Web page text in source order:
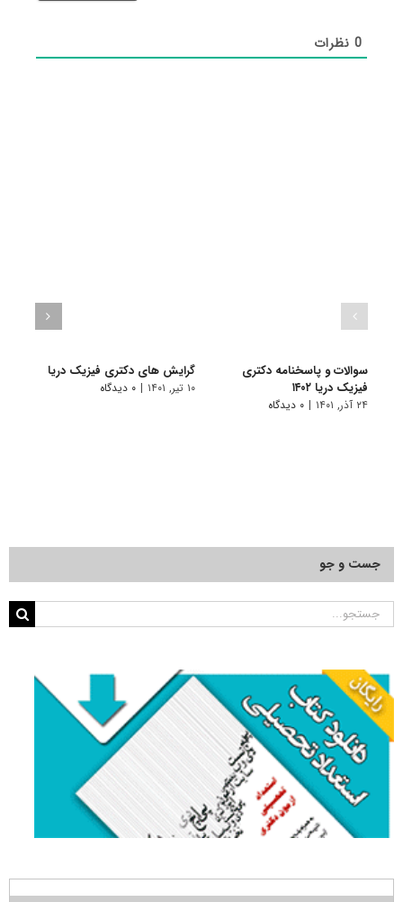
0نظرات
سوالات و پاسخنامه دکتری
فیزیک دریا ۱۴۰۲
۲۴ آذر, ۱۴۰۱ | ۰ دیدگاه
گرایش های دکتری ﻓﻴﺰیک درﻳﺎ
۱۰ تیر, ۱۴۰۱ | ۰ دیدگاه
جست و جو
جستجو